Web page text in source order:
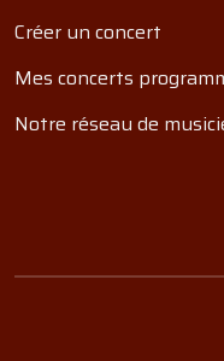
Créer un concert
Mes concerts
Notre réseau de